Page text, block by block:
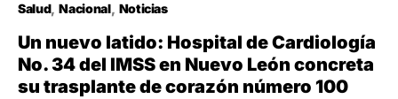
Salud Nacional Noticias
Un nuevo latido: Hospital de Cardiología
No. 34 del IMSS en Nuevo León concreta
su trasplante de corazón número 100